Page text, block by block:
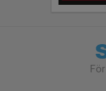
För